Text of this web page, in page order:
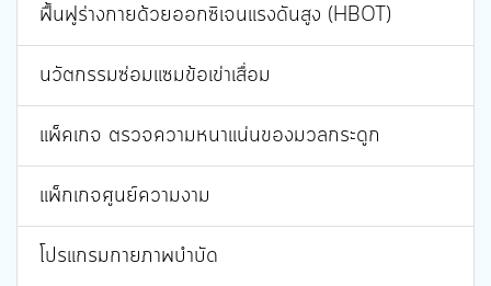
ฟื้นฟูร่างกายด้วยออกซิเจนแรงดันสูง (HBOT)
นวัตกรรมซ่อมแซมข้อเข่าเสื่อม
แพ็คเกจ ตรวจความหนาแน่นของมวลกระดูก
แพ็กเกจศูนย์ความงาม
โปรแกรมกายภาพบำบัด